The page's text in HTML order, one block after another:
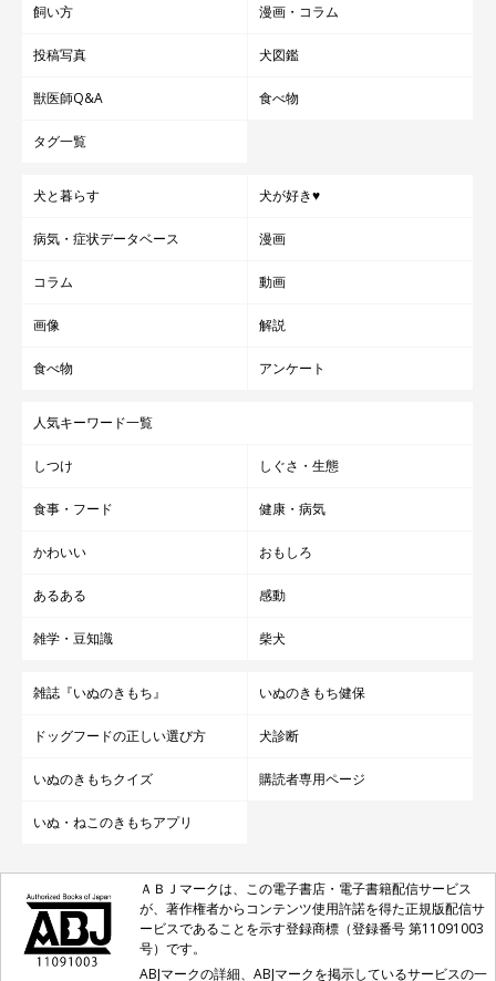
飼い方 漫画・コラム
投稿写真 犬図鑑
獣医師Q&A 食べ物
タグ一覧
犬と暮らす 犬が好き♥
病気・症状データベース 漫画
コラム 動画
画像 解説
食べ物 アンケート
人気キーワード一覧
しつけ しぐさ・生態
食事・フード 健康・病気
かわいい おもしろ
あるある 感動
雑学・豆知識 柴犬
雑誌『いぬのきもち』 いぬのきもち健保
ドッグフードの正しい選び方 犬診断
いぬのきもちクイズ 購読者専用ページ
いぬ・ねこのきもちアプリ
ＡＢＪマークは、この電子書店・電子書籍配信サービス
が、著作権者からコンテンツ使用許諾を得た正規版配信サ
ービスであることを示す登録商標（登録番号 第11091003
号）です。
ABJマークの詳細、ABJマークを掲示しているサービスの一